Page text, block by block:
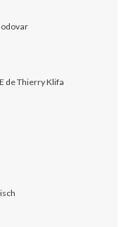
de Thierry Klifa